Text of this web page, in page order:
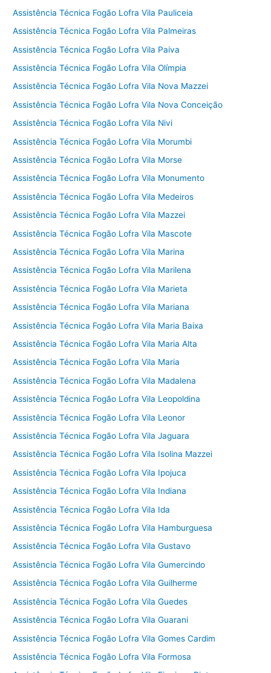
Assistência Técnica Fogão Lofra Vila Pauliceia
Assistência Técnica Fogão Lofra Vila Palmeiras
Assistência Técnica Fogão Lofra Vila Paiva
Assistência Técnica Fogão Lofra Vila Olímpia
Assistência Técnica Fogão Lofra Vila Nova Mazzei
Assistência Técnica Fogão Lofra Vila Nova Conceição
Assistência Técnica Fogão Lofra Vila Nivi
Assistência Técnica Fogão Lofra Vila Morumbi
Assistência Técnica Fogão Lofra Vila Morse
Assistência Técnica Fogão Lofra Vila Monumento
Assistência Técnica Fogão Lofra Vila Medeiros
Assistência Técnica Fogão Lofra Vila Mazzei
Assistência Técnica Fogão Lofra Vila Mascote
Assistência Técnica Fogão Lofra Vila Marina
Assistência Técnica Fogão Lofra Vila Marilena
Assistência Técnica Fogão Lofra Vila Marieta
Assistência Técnica Fogão Lofra Vila Mariana
Assistência Técnica Fogão Lofra Vila Maria Baixa
Assistência Técnica Fogão Lofra Vila Maria Alta
Assistência Técnica Fogão Lofra Vila Maria
Assistência Técnica Fogão Lofra Vila Madalena
Assistência Técnica Fogão Lofra Vila Leopoldina
Assistência Técnica Fogão Lofra Vila Leonor
Assistência Técnica Fogão Lofra Vila Jaguara
Assistência Técnica Fogão Lofra Vila Isolina Mazzei
Assistência Técnica Fogão Lofra Vila Ipojuca
Assistência Técnica Fogão Lofra Vila Indiana
Assistência Técnica Fogão Lofra Vila Ida
Assistência Técnica Fogão Lofra Vila Hamburguesa
Assistência Técnica Fogão Lofra Vila Gustavo
Assistência Técnica Fogão Lofra Vila Gumercindo
Assistência Técnica Fogão Lofra Vila Guilherme
Assistência Técnica Fogão Lofra Vila Guedes
Assistência Técnica Fogão Lofra Vila Guarani
Assistência Técnica Fogão Lofra Vila Gomes Cardim
Assistência Técnica Fogão Lofra Vila Formosa